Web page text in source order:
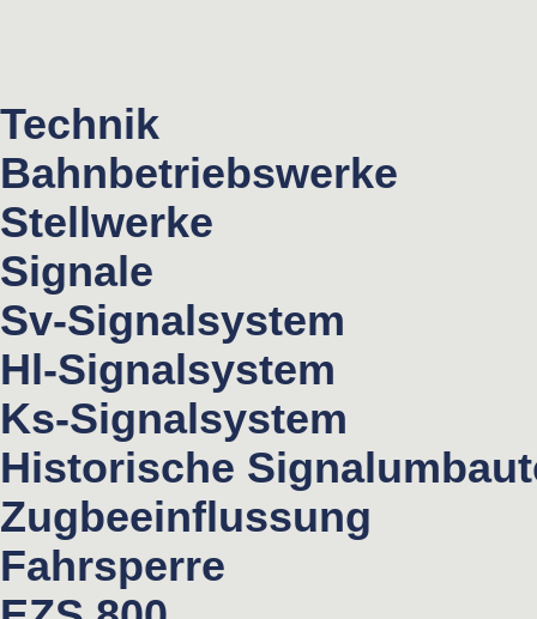
Technik
Bahnbetriebswerke
Stellwerke
Signale
Sv-Signalsystem
Hl-Signalsystem
Ks-Signalsystem
Historische
Zugbeeinflussung
Fahrsperre